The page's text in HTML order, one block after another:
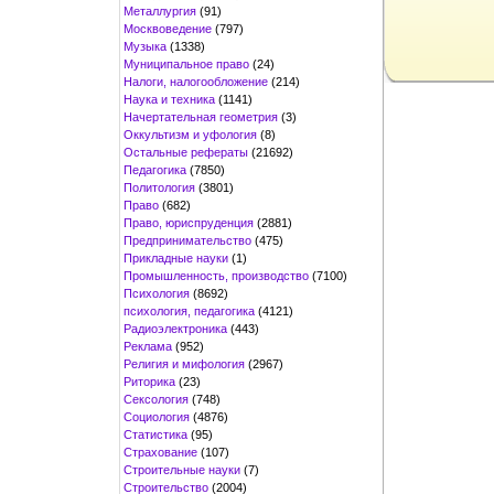
Металлургия (91)
Москвоведение (797)
Музыка (1338)
Муниципальное право (24)
Налоги, налогообложение (214)
Наука и техника (1141)
Начертательная геометрия (3)
Оккультизм и уфология (8)
Остальные рефераты (21692)
Педагогика (7850)
Политология (3801)
Право (682)
Право, юриспруденция (2881)
Предпринимательство (475)
Прикладные науки (1)
Промышленность, производство (7100)
Психология (8692)
психология, педагогика (4121)
Радиоэлектроника (443)
Реклама (952)
Религия и мифология (2967)
Риторика (23)
Сексология (748)
Социология (4876)
Статистика (95)
Страхование (107)
Строительные науки (7)
Строительство (2004)